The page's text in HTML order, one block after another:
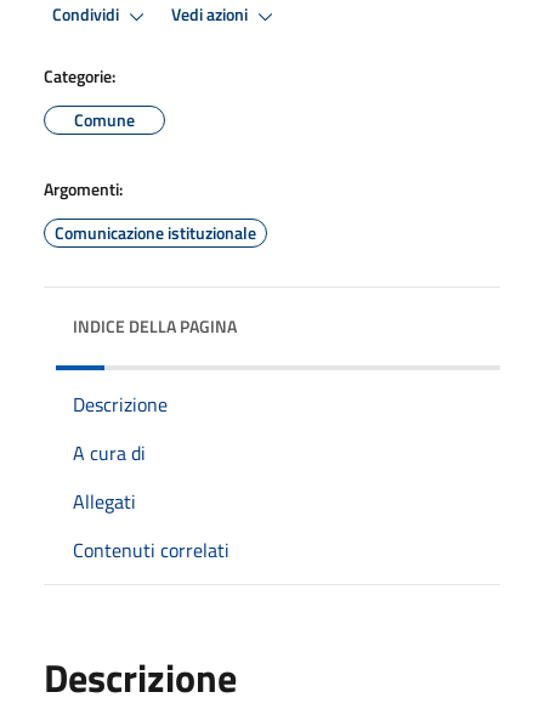
Condividi Vedi azioni
Categorie:
Comune
Argomenti:
Comunicazione istituzionale
INDICE DELLA PAGINA
Descrizione
A cura di
Allegati
Contenuti correlati
Descrizione